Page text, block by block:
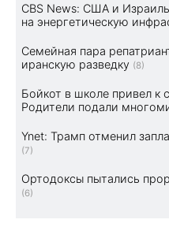
CBS News: США и
на энергетическую
Семейная пара
иранскую разведку (8)
Бойкот в школе привел к
Родители подали
Ynet: Трамп отменил
(7)
Ортодоксы пытались
(6)